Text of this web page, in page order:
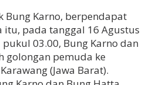
Bung Karno, berpendapat
itu, pada tanggal 16 Agustus
03.00, Bung Karno dan
golongan pemuda ke
(Jawa Barat).